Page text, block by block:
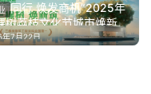
同行 焕发商机”2025年
树荔枝文化节城市焕新招
会圆满落幕
年7月22日